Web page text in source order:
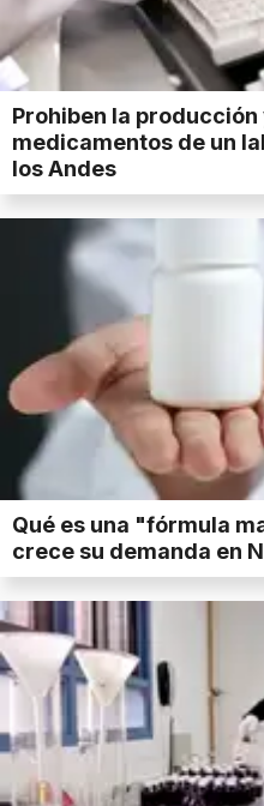
Prohiben la
medicamentos de un
los Andes
Qué es una "fórmula
crece su demanda en